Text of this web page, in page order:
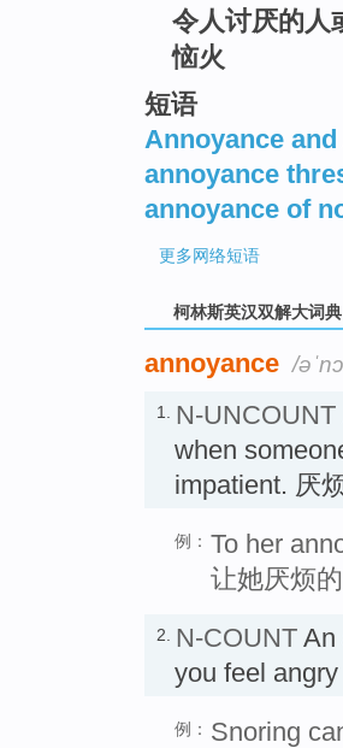
令人讨厌的人
恼火
短语
Annoyance
annoyance
annoyance of
更多网络短语
柯林斯英汉双解大词典
annoyance /
1. N-UNCOUNT
when
impatient. 厌
例： To her
让她厌烦
2. N-COUNT An
you feel
例： Snoring